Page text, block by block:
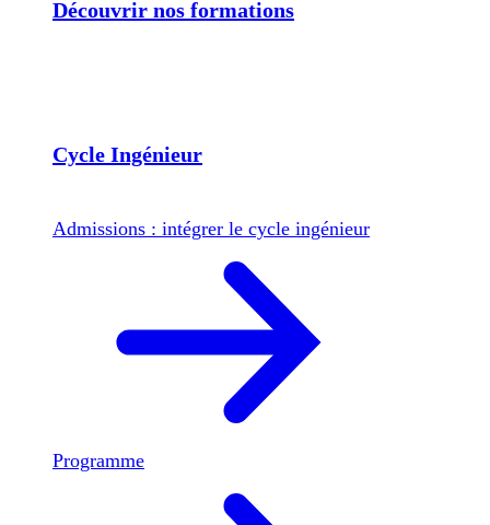
Découvrir nos formations
Cycle Ingénieur
Admissions : intégrer le cycle ingénieur
Programme